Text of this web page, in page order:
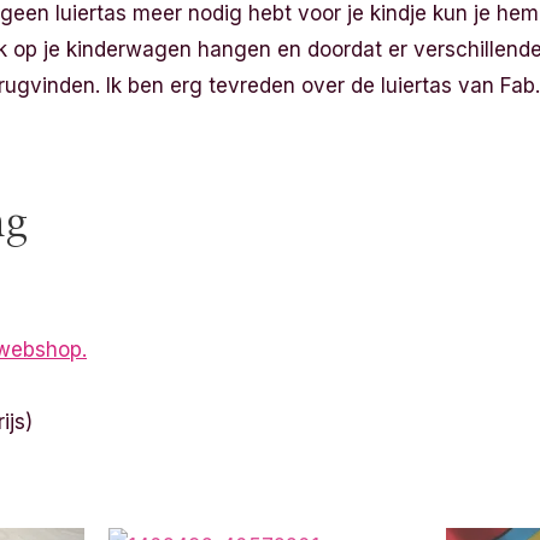
luiertas meer nodig hebt voor je kindje kun je
op je kinderwagen hangen en doordat er
Ik ben erg tevreden over de luiertas van Fab.